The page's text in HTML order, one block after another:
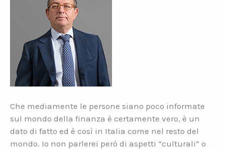
Che mediamente le persone siano poco informate
sul mondo della finanza è certamente vero, è un
dato di fatto ed è così in Italia come nel resto del
mondo. Io non parlerei però di aspetti “culturali” o